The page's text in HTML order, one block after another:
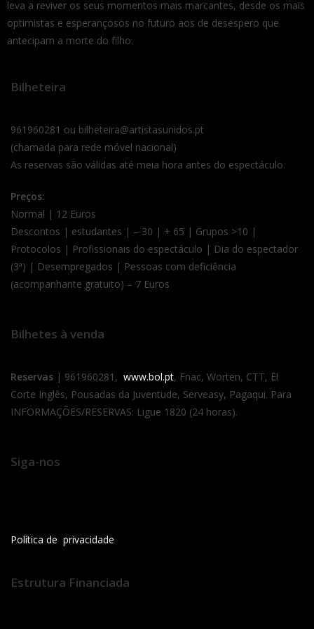
leva a reviver os seus momentos mais marcantes, desde os mais
optimistas e esperançosos no futuro aos de desespero que
antecipam a morte do filho.
Bilheteira
961960281 ou bilheteira@artistasunidos.pt
(chamada para rede móvel nacional)
As reservas são válidas até meia hora antes do espectáculo.
Preços:
Normal | 12 Euros
Descontos | estudantes | – 30 | + 65 | Grupos >10 |
Protocolos | Profissionais do espectáculo | Dia do espectador
(3ª) | Desempregados | Pessoas com deficiência
(acompanhante gratuito) – 7 Euros
Bilhetes à venda
Reservas | 961960281, www.bol.pt, Fnac, Worten, CTT, El
Corte Inglês, Pousadas da Juventude, Serveasy, Pagaqui. Para
INFORMAÇÕES/RESERVAS: Ligue 1820 (24 horas).
Siga-nos
Política de privacidade
Estrutura Financiada